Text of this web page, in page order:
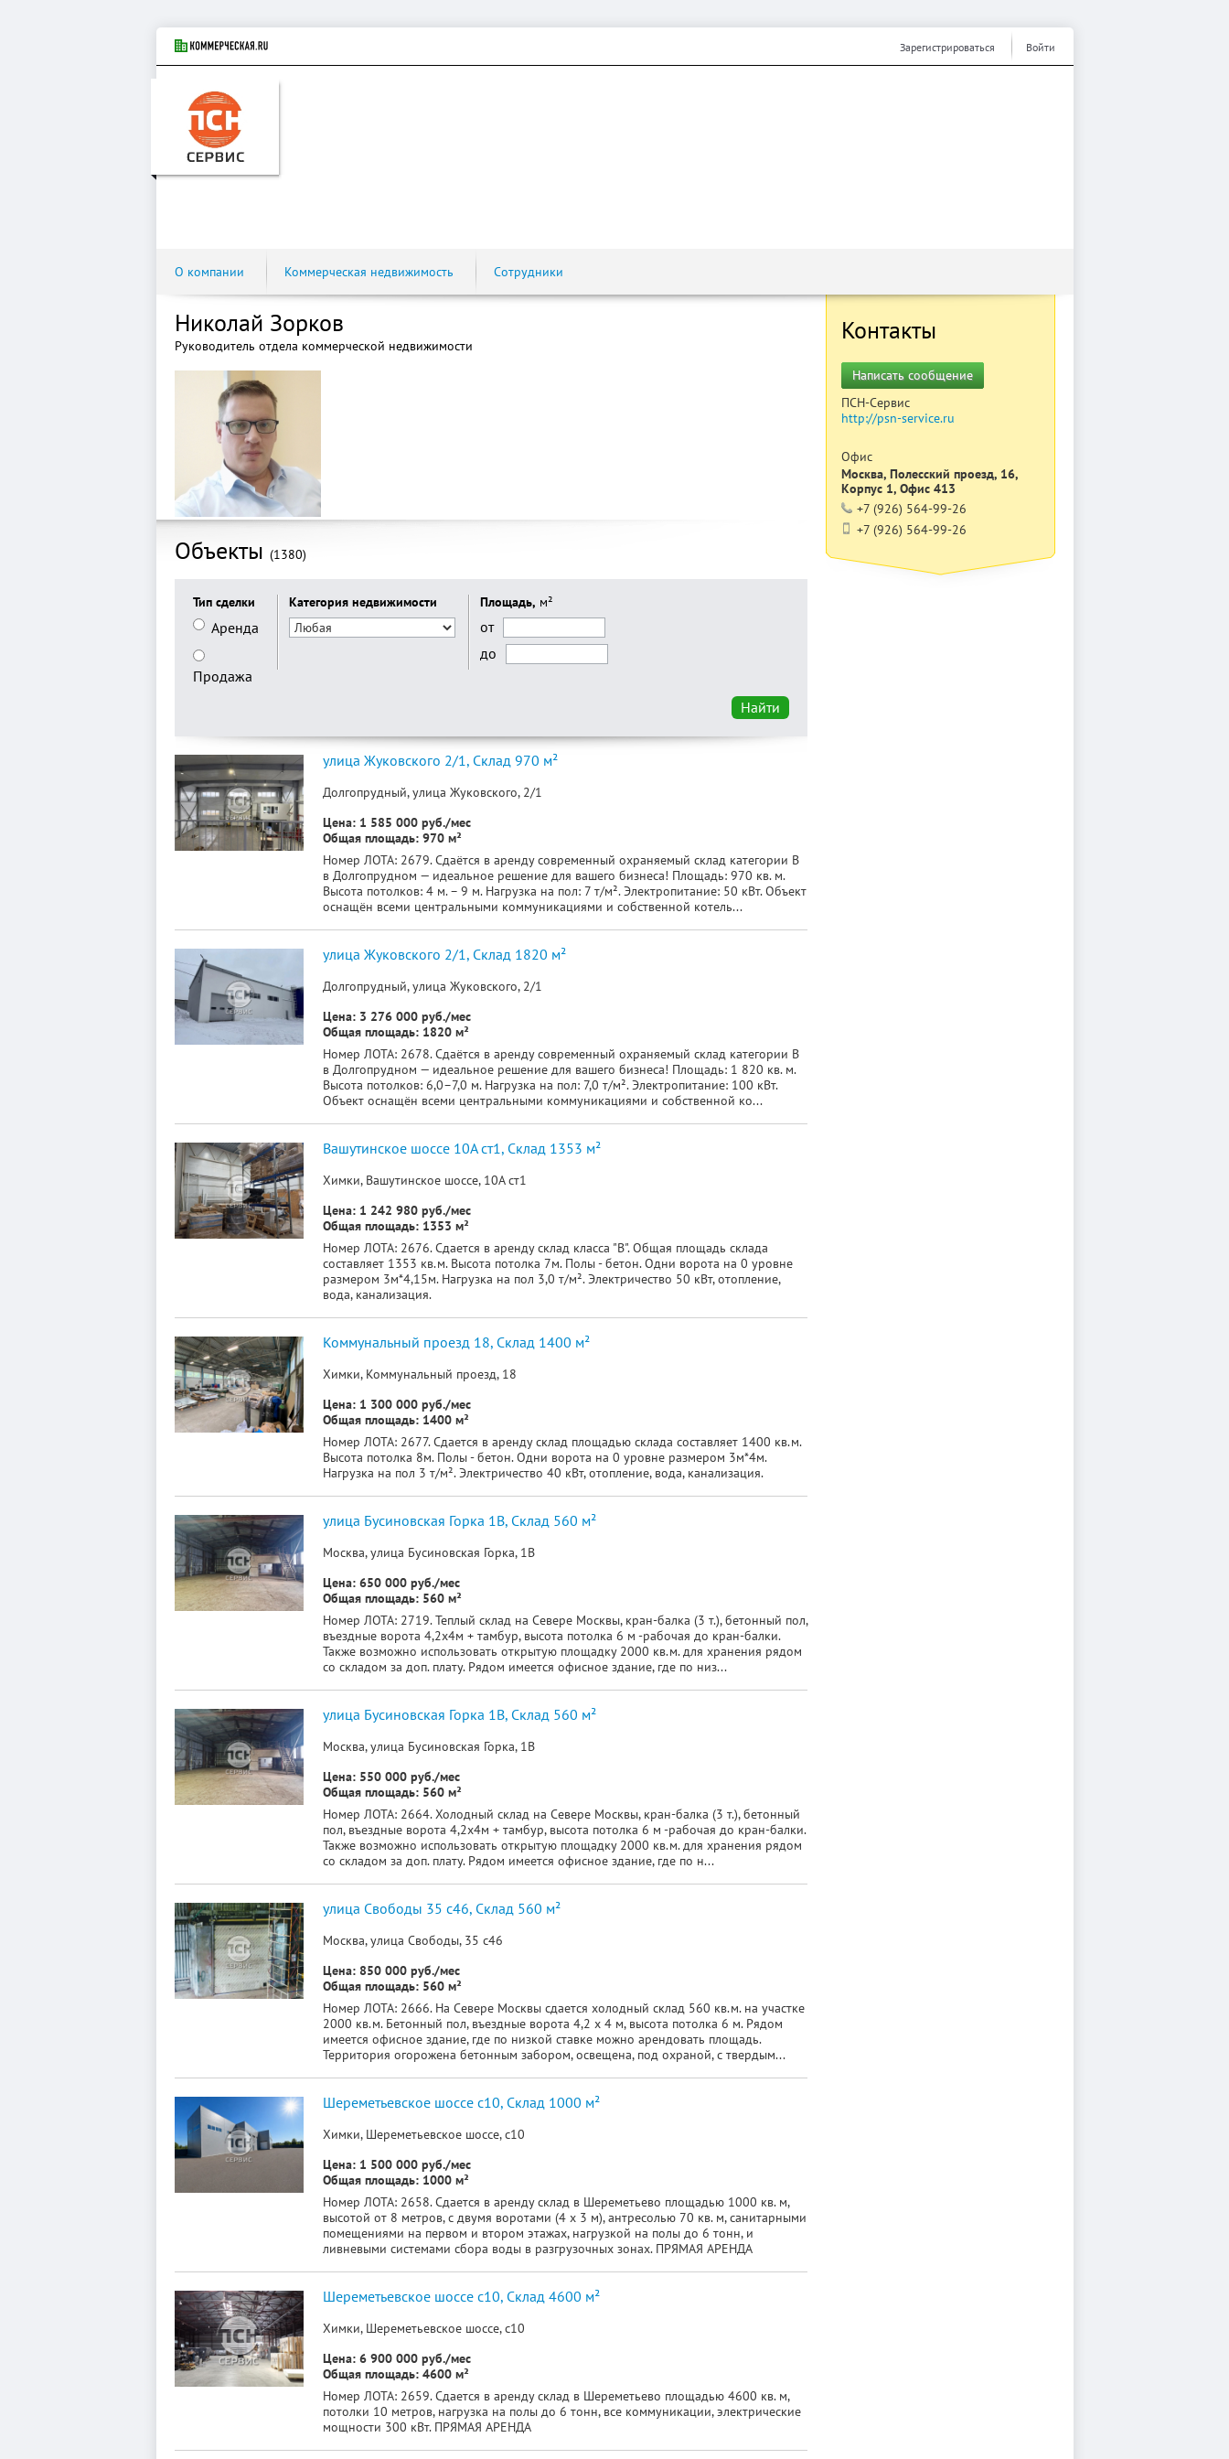
Зарегистрироваться Войти
О компании Коммерческая недвижимость Сотрудники
Николай Зорков
Руководитель отдела коммерческой недвижимости
Объекты (1380)
Тип сделки
Аренда
Продажа
Категория недвижимости Площадь, м²
от
до
Найти
улица Жуковского 2/1, Склад 970 м²
Долгопрудный, улица Жуковского, 2/1
Цена: 1 585 000 руб./мес
Общая площадь: 970 м²
Номер ЛОТА: 2679. Сдаётся в аренду современный охраняемый склад категории В
в Долгопрудном — идеальное решение для вашего бизнеса! Площадь: 970 кв. м.
Высота потолков: 4 м. – 9 м. Нагрузка на пол: 7 т/м². Электропитание: 50 кВт. Объект
оснащён всеми центральными коммуникациями и собственной котель...
улица Жуковского 2/1, Склад 1820 м²
Долгопрудный, улица Жуковского, 2/1
Цена: 3 276 000 руб./мес
Общая площадь: 1820 м²
Номер ЛОТА: 2678. Сдаётся в аренду современный охраняемый склад категории В
в Долгопрудном — идеальное решение для вашего бизнеса! Площадь: 1 820 кв. м.
Высота потолков: 6,0–7,0 м. Нагрузка на пол: 7,0 т/м². Электропитание: 100 кВт.
Объект оснащён всеми центральными коммуникациями и собственной ко...
Вашутинское шоссе 10A ст1, Склад 1353 м²
Химки, Вашутинское шоссе, 10A ст1
Цена: 1 242 980 руб./мес
Общая площадь: 1353 м²
Номер ЛОТА: 2676. Сдается в аренду склад класса "В". Общая площадь склада
составляет 1353 кв.м. Высота потолка 7м. Полы - бетон. Одни ворота на 0 уровне
размером 3м*4,15м. Нагрузка на пол 3,0 т/м². Электричество 50 кВт, отопление,
вода, канализация.
Коммунальный проезд 18, Склад 1400 м²
Химки, Коммунальный проезд, 18
Цена: 1 300 000 руб./мес
Общая площадь: 1400 м²
Номер ЛОТА: 2677. Сдается в аренду склад площадью склада составляет 1400 кв.м.
Высота потолка 8м. Полы - бетон. Одни ворота на 0 уровне размером 3м*4м.
Нагрузка на пол 3 т/м². Электричество 40 кВт, отопление, вода, канализация.
улица Бусиновская Горка 1В, Склад 560 м²
Москва, улица Бусиновская Горка, 1В
Цена: 650 000 руб./мес
Общая площадь: 560 м²
Номер ЛОТА: 2719. Теплый склад на Севере Москвы, кран-балка (3 т.), бетонный пол,
въездные ворота 4,2х4м + тамбур, высота потолка 6 м -рабочая до кран-балки.
Также возможно использовать открытую площадку 2000 кв.м. для хранения рядом
со складом за доп. плату. Рядом имеется офисное здание, где по низ...
улица Бусиновская Горка 1В, Склад 560 м²
Москва, улица Бусиновская Горка, 1В
Цена: 550 000 руб./мес
Общая площадь: 560 м²
Номер ЛОТА: 2664. Холодный склад на Севере Москвы, кран-балка (3 т.), бетонный
пол, въездные ворота 4,2х4м + тамбур, высота потолка 6 м -рабочая до кран-балки.
Также возможно использовать открытую площадку 2000 кв.м. для хранения рядом
со складом за доп. плату. Рядом имеется офисное здание, где по н...
улица Свободы 35 с46, Склад 560 м²
Москва, улица Свободы, 35 с46
Цена: 850 000 руб./мес
Общая площадь: 560 м²
Номер ЛОТА: 2666. На Севере Москвы сдается холодный склад 560 кв.м. на участке
2000 кв.м. Бетонный пол, въездные ворота 4,2 х 4 м, высота потолка 6 м. Рядом
имеется офисное здание, где по низкой ставке можно арендовать площадь.
Территория огорожена бетонным забором, освещена, под охраной, с твердым...
Шереметьевское шоссе c10, Склад 1000 м²
Химки, Шереметьевское шоссе, c10
Цена: 1 500 000 руб./мес
Общая площадь: 1000 м²
Номер ЛОТА: 2658. Сдается в аренду склад в Шереметьево площадью 1000 кв. м,
высотой от 8 метров, с двумя воротами (4 х 3 м), антресолью 70 кв. м, санитарными
помещениями на первом и втором этажах, нагрузкой на полы до 6 тонн, и
ливневыми системами сбора воды в разгрузочных зонах. ПРЯМАЯ АРЕНДА
Шереметьевское шоссе c10, Склад 4600 м²
Химки, Шереметьевское шоссе, c10
Цена: 6 900 000 руб./мес
Общая площадь: 4600 м²
Номер ЛОТА: 2659. Сдается в аренду склад в Шереметьево площадью 4600 кв. м,
потолки 10 метров, нагрузка на полы до 6 тонн, все коммуникации, электрические
мощности 300 кВт. ПРЯМАЯ АРЕНДА
Контакты
Написать сообщение
ПСН-Сервис
http://psn-service.ru
Офис
Москва, Полесский проезд, 16,
Корпус 1, Офис 413
+7 (926) 564-99-26
+7 (926) 564-99-26